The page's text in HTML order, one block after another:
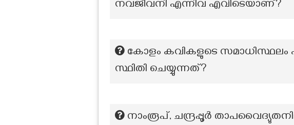
നവജീവനി എന്നിവ എവിടെയാണ്?
കോളം കവികളുടെ
സ്ഥിതി ചെയ്യുന്നത്?
നാംരൂപ്‌, ചന്ദ്രപ്പൂർ